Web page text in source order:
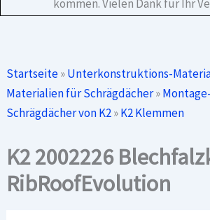
kommen. Vielen Dank für Ihr
Startseite»Unterkonstruktions-
Materialien für Schrägdächer»
Schrägdächer von K2»K2 Klemmen
K2 2002226
RibRoofEvolution